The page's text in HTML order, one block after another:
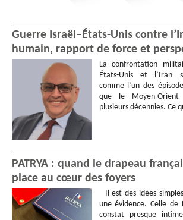
Guerre Israël–États-Unis contre
humain, rapport de force et
La confrontation
États-Unis et l’Iran
comme l’un des
que le Moyen-
plusieurs décennies. Ce
PATRYA : quand le drapeau
place au cœur des foyers
Il est des idées
une évidence. Celle de
constat presque